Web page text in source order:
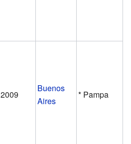
2009
Buenos
Aires
* Pampa